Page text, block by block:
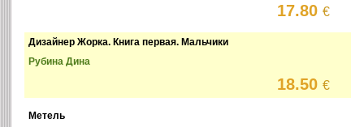
17.80€
Дизайнер Жорка. Книга первая. Мальчики
Рубина Дина
18.50€
Метель